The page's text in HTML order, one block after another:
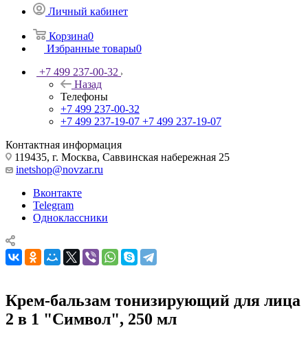
Личный кабинет
Корзина0
Избранные товары0
+7 499 237-00-32
Назад
Телефоны
+7 499 237-00-32
+7 499 237-19-07 +7 499 237-19-07
Контактная информация
119435, г. Москва, Саввинская набережная 25
inetshop@novzar.ru
Вконтакте
Telegram
Одноклассники
Крем-бальзам тонизирующий для лица
2 в 1 "Символ", 250 мл